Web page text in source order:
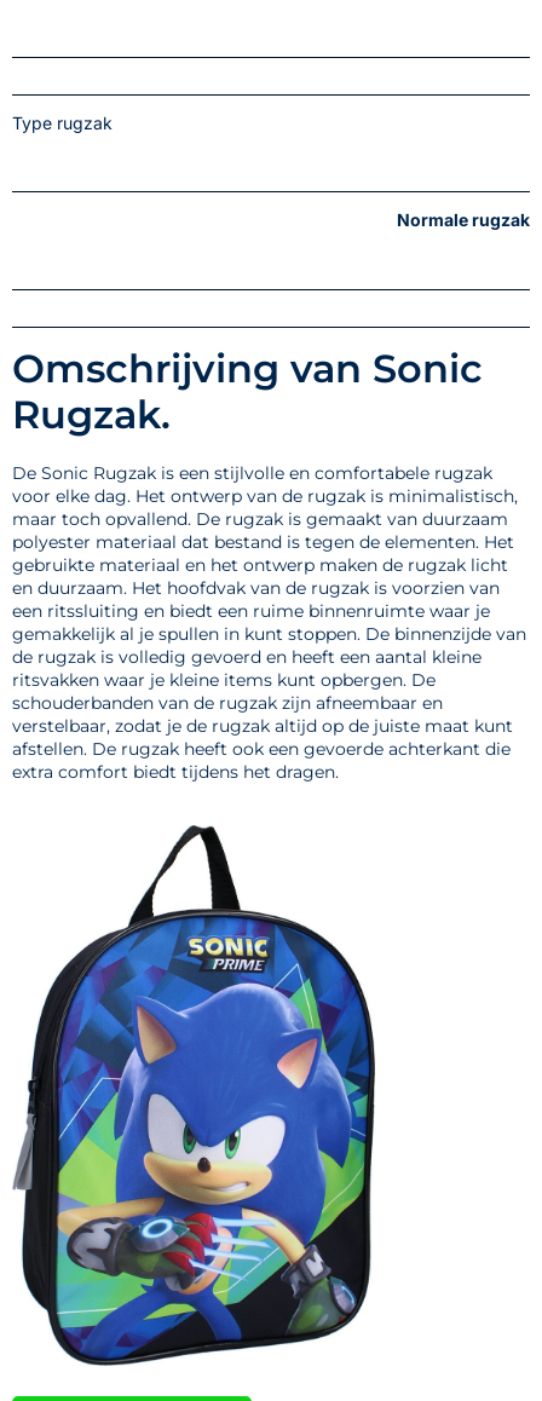
Type rugzak
Normale rugzak
Omschrijving van Sonic
Rugzak.
De Sonic Rugzak is een stijlvolle en comfortabele rugzak
voor elke dag. Het ontwerp van de rugzak is minimalistisch,
maar toch opvallend. De rugzak is gemaakt van duurzaam
polyester materiaal dat bestand is tegen de elementen. Het
gebruikte materiaal en het ontwerp maken de rugzak licht
en duurzaam. Het hoofdvak van de rugzak is voorzien van
een ritssluiting en biedt een ruime binnenruimte waar je
gemakkelijk al je spullen in kunt stoppen. De binnenzijde van
de rugzak is volledig gevoerd en heeft een aantal kleine
ritsvakken waar je kleine items kunt opbergen. De
schouderbanden van de rugzak zijn afneembaar en
verstelbaar, zodat je de rugzak altijd op de juiste maat kunt
afstellen. De rugzak heeft ook een gevoerde achterkant die
extra comfort biedt tijdens het dragen.